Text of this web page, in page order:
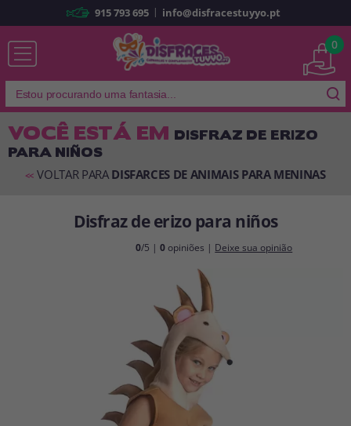
Já sou cliente
Lembrar-me Esqueceu sua senha?
É a minha primeira vez
Sou novo
disfracestuyyo.pt
compras rapidamente em nossa loja virtual, verificar o status de seus
pedidos e consultar suas operações anteriores.
Vá em frente! Estávamos esperando por você.
CRIAR CONTA
915 793 695 | info@disfracestuyyo.pt
0
VOCÊ ESTÁ EM DISFRAZ DE ERIZO
PARA NIÑOS
<< VOLTAR PARA DISFARCES DE ANIMAIS PARA MENINAS
Disfraz de erizo para niños
0/5 |0 opiniões | Deixe sua opinião